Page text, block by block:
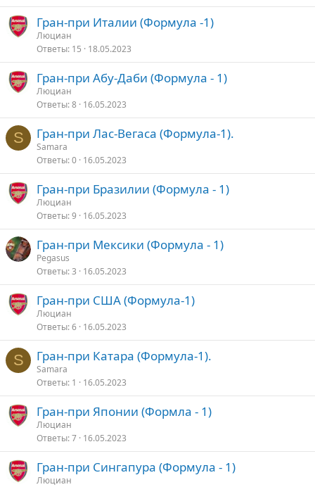
Гран-при Италии (Формула -1)
Люциан
Ответы 15 18.05.2023
Гран-при Абу-Даби (Формула - 1)
Люциан
Ответы 8 16.05.2023
S Гран-при Лас-Вегаса (Формула-1).
Samara
Ответы 0 16.05.2023
Гран-при Бразилии (Формула - 1)
Люциан
Ответы 9 16.05.2023
Гран-при Мексики (Формула - 1)
Pegasus
Ответы 3 16.05.2023
Гран-при США (Формула-1)
Люциан
Ответы 6 16.05.2023
S Гран-при Катара (Формула-1).
Samara
Ответы 1 16.05.2023
Гран-при Японии (Формла - 1)
Люциан
Ответы 7 16.05.2023
Гран-при Сингапура (Формула - 1)
Люциан